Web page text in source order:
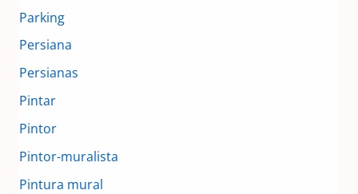
Parking
Persiana
Persianas
Pintar
Pintor
Pintor-muralista
Pintura mural